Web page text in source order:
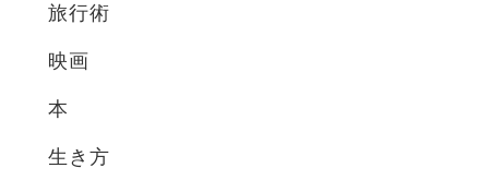
旅行術
映画
本
生き方